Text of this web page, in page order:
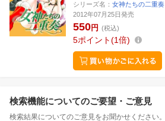
シリーズ名： 女神たちの二重奏
2012年07月25日発売
550円 (税込)
5ポイント 1倍
検索機能についてのご要望・ご意見
検索結果についてのご意見をお聞かせください。